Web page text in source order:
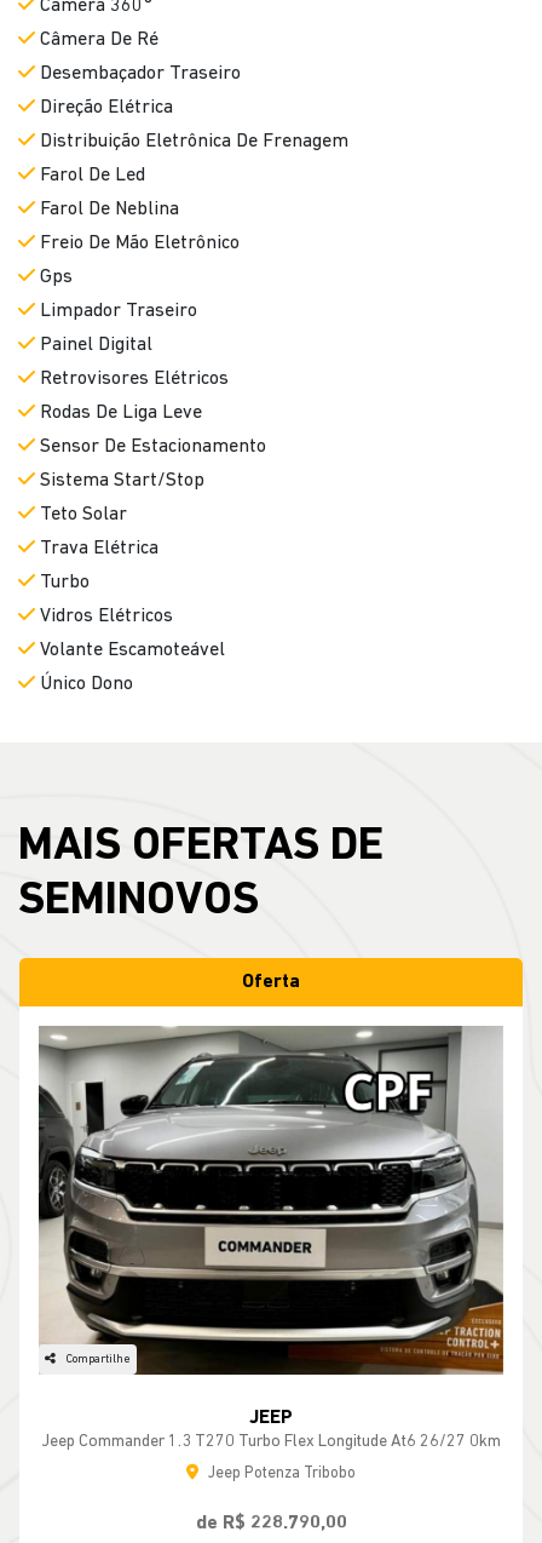
Câmera 360°
Câmera De Ré
Desembaçador Traseiro
Direção Elétrica
Distribuição Eletrônica De Frenagem
Farol De Led
Farol De Neblina
Freio De Mão Eletrônico
Gps
Limpador Traseiro
Painel Digital
Retrovisores Elétricos
Rodas De Liga Leve
Sensor De Estacionamento
Sistema Start/Stop
Teto Solar
Trava Elétrica
Turbo
Vidros Elétricos
Volante Escamoteável
Único Dono
MAIS OFERTAS DE
SEMINOVOS
Oferta
Compartilhe
JEEP
Jeep Commander 1.3 T270 Turbo Flex Longitude At6 26/27 0km
Jeep Potenza Tribobo
de R$ 228.790,00